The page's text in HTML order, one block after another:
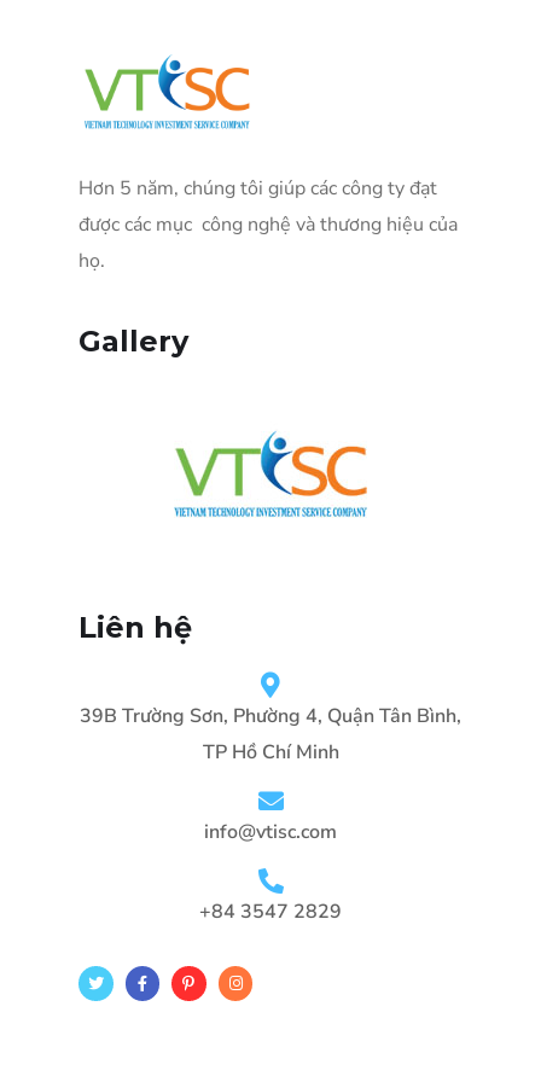
Hơn 5 năm, chúng tôi giúp các công ty đạt
được các mục công nghệ và thương hiệu của
họ.
Gallery
Liên hệ
39B Trường Sơn, Phường 4, Quận Tân Bình,
TP Hồ Chí Minh
info@vtisc.com
+84 3547 2829